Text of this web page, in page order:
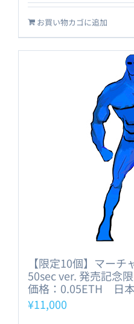
お買い物カゴに追加
【限定10個】マー
50sec ver. 発売記念
価格：0.05ETH 日本
¥11,000